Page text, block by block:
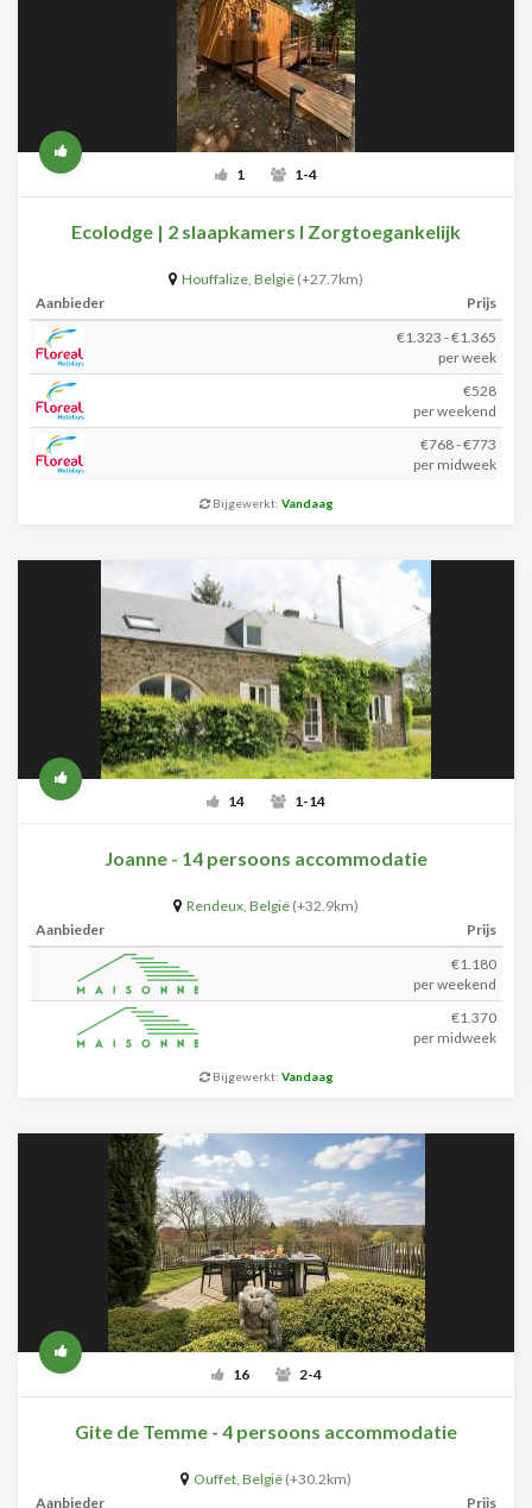
1 1-4
Ecolodge | 2 slaapkamers I Zorgtoegankelijk
Houffalize, België (+27.7km)
Aanbieder
Prijs
€1.323 - €1.365
per week
€528
per weekend
€768 - €773
per midweek
Bijgewerkt: Vandaag
14 1-14
Joanne - 14 persoons accommodatie
Rendeux, België (+32.9km)
Aanbieder
Prijs
€1.180
per weekend
€1.370
per midweek
Bijgewerkt: Vandaag
16 2-4
Gite de Temme - 4 persoons accommodatie
Ouffet, België (+30.2km)
Aanbieder
Prijs